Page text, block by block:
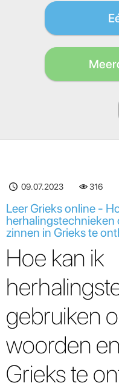
09.07.2023 316
Leer Grieks online -
herhalingstechnieken
zinnen in Grieks te
Hoe kan ik
gebruiken
woorden
Grieks te